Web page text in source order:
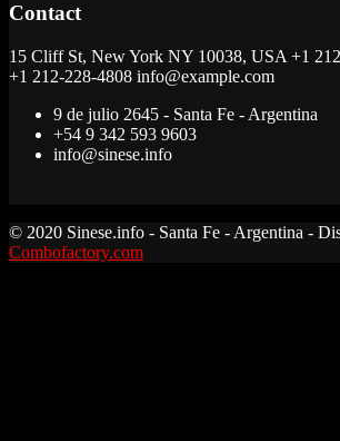
Contact
15 Cliff St, New York NY 10038, USA +1
+1 212-228-4808 info@example.com
9 de julio 2645 - Santa Fe - Argentina
+54 9 342 593 9603
info@sinese.info
© 2020 Sinese.info - Santa Fe - Argentina -
Combofactory.com